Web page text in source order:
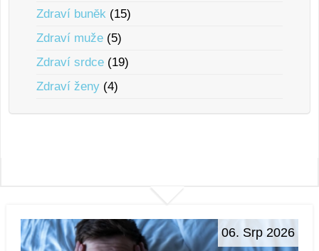
Zdraví bunĕk (15)
Zdraví muže (5)
Zdraví srdce (19)
Zdraví ženy (4)
06. Srp 2026